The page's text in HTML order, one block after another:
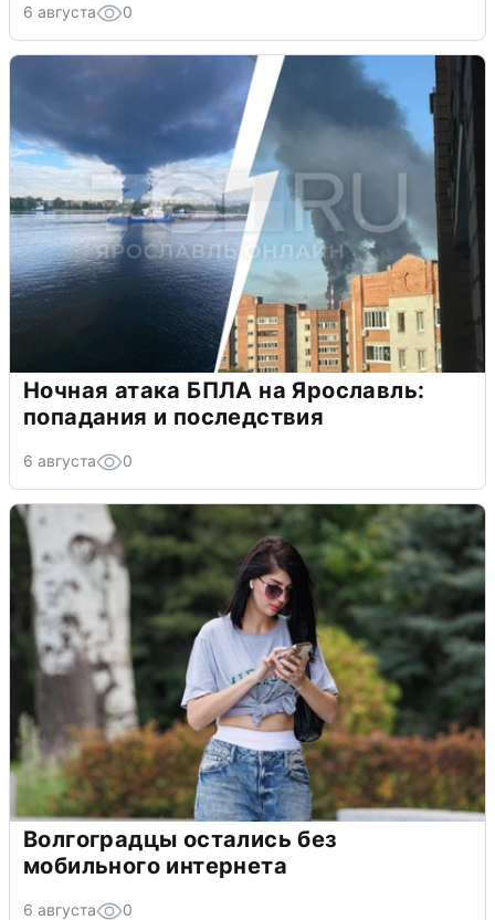
6 августа 0
Ночная атака БПЛА на Ярославль:
попадания и последствия
6 августа 0
Волгоградцы остались без
мобильного интернета
6 августа 0